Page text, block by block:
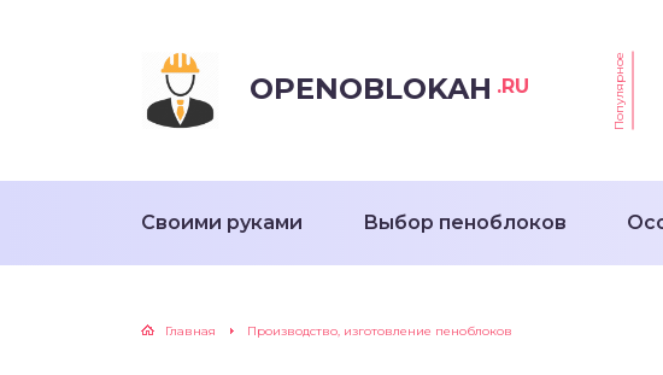
OPENOBLOKAH .RU Популярное
Своими руками Выбор пеноблоков
Главная Производство, изготовление пеноблоков